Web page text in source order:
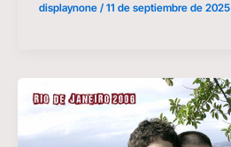
displaynone / 11 de septiembre de 2025